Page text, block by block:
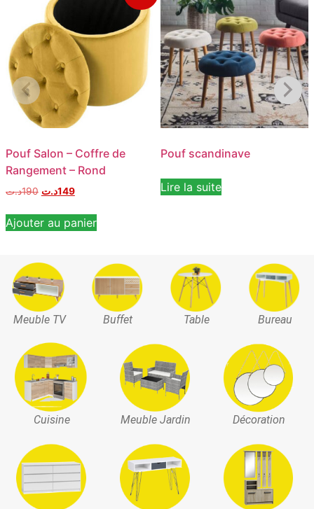
Pouf Salon – Coffre de
Rangement – Rond
190د.ت 149د.ت
Ajouter au panier
Pouf scandinave
Lire la suite
Meuble TV Buffet Table Bureau
Cuisine Meuble Jardin Décoration